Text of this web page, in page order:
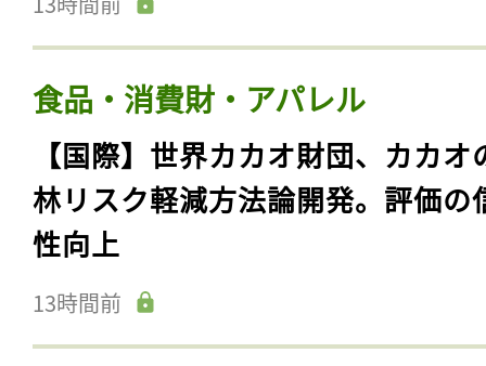
食品・消費財・アパレル
【国際】世界カカオ財団、カカオ
林リスク軽減方法論開発。評価の
性向上
13時間前